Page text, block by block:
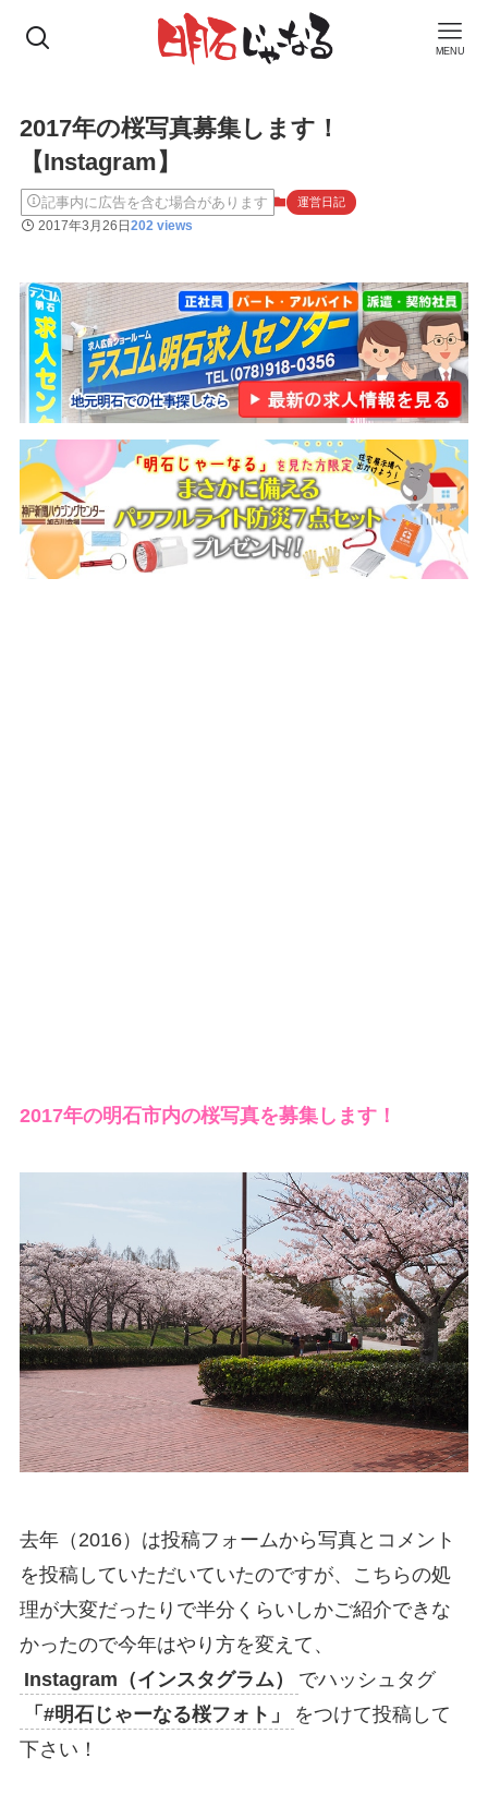
MENU
2017年の桜写真募集します！
【Instagram】
記事内に広告を含む場合があります 運営日記
2017年3月26日202 views
2017年の明石市内の桜写真を募集します！
去年（2016）は投稿フォームから写真とコメント
を投稿していただいていたのですが、こちらの処
理が大変だったりで半分くらいしかご紹介できな
かったので今年はやり方を変えて、
Instagram（インスタグラム）
でハッシュタグ
「#明石じゃーなる桜フォト」
をつけて投稿して
下さい！